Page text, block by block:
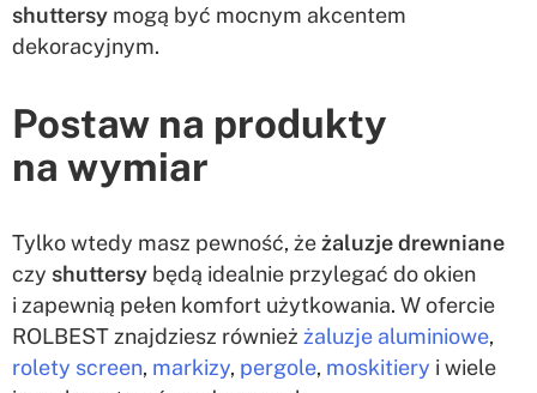
shuttersy mogą być mocnym akcentem
dekoracyjnym.
Postaw na produkty
na wymiar
Tylko wtedy masz pewność, żeżaluzje drewniane
czy shuttersy będą idealnie przylegać do okien
i zapewnią pełen komfort użytkowania. W ofercie
ROLBEST znajdziesz również żaluzje aluminiowe,
rolety screen, markizy, pergole, moskitiery i wiele